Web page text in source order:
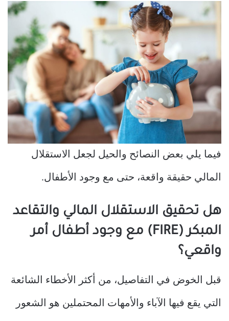
فيما يلي بعض النصائح والحيل لجعل الاستقلال
المالي حقيقة واقعة، حتى مع وجود الأطفال.
هل تحقيق الاستقلال المالي والتقاعد
المبكر (FIRE) مع وجود أطفال أمر
واقعي؟
قبل الخوض في التفاصيل، من أكثر الأخطاء الشائعة
التي يقع فيها الآباء والأمهات المحتملين هو الشعور